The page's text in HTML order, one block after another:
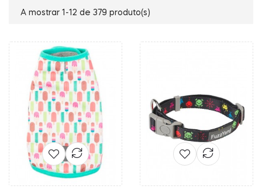
A mostrar 1-12 de 379 produto(s)